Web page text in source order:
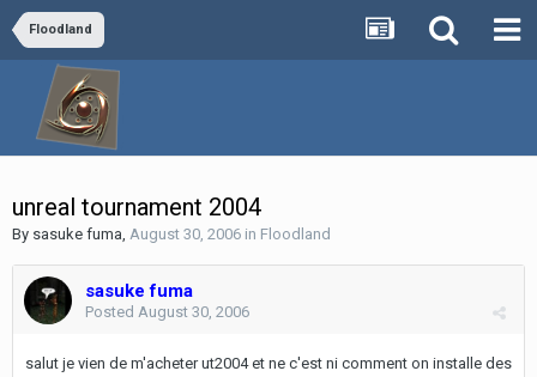
Floodland
unreal tournament 2004
By sasuke fuma, August 30, 2006 in Floodland
sasuke fuma
Posted August 30, 2006
salut je vien de m'acheter ut2004 et ne c'est ni comment on installe des